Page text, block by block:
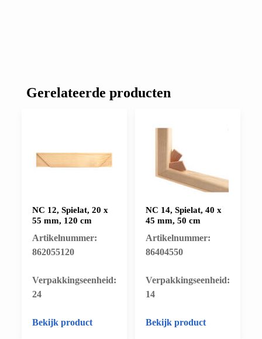
Gerelateerde producten
NC 12, Spielat, 20 x
55 mm, 120 cm
Artikelnummer:
862055120
​Verpakkingseenheid:
24
Bekijk product
NC 14, Spielat, 40 x
45 mm, 50 cm
Artikelnummer:
86404550
​Verpakkingseenheid:
14
Bekijk product